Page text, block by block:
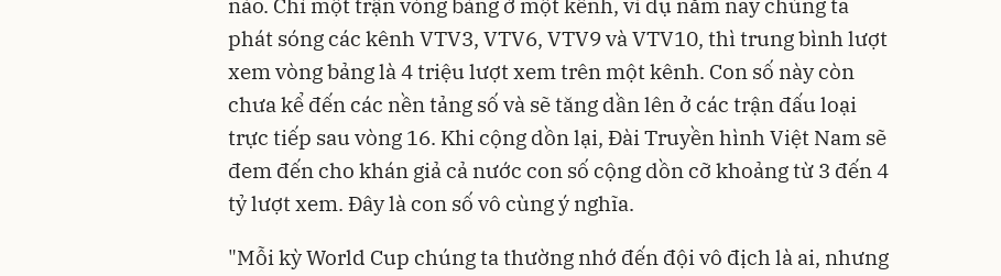
nào. Chỉ một trận vòng bảng ở một kênh, ví dụ năm nay chúng ta
phát sóng các kênh VTV3, VTV6, VTV9 và VTV10, thì trung bình lượt
xem vòng bảng là 4 triệu lượt xem trên một kênh. Con số này còn
chưa kể đến các nền tảng số và sẽ tăng dần lên ở các trận đấu loại
trực tiếp sau vòng 16. Khi cộng dồn lại, Đài Truyền hình Việt Nam sẽ
đem đến cho khán giả cả nước con số cộng dồn cỡ khoảng từ 3 đến 4
tỷ lượt xem. Đây là con số vô cùng ý nghĩa.
"Mỗi kỳ World Cup chúng ta thường nhớ đến đội vô địch là ai, nhưng